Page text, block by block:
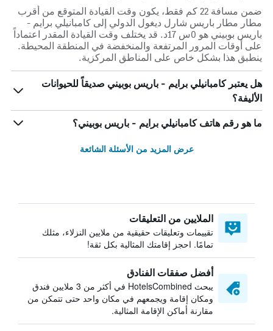
ضمن مسافة 22 كم فقط، يكون وقت القيادة المتوقع من أقرب
مطار مطار باريس شارل ديغول الدولي إلى كامبانيلي برايم -
باريس بوبيني هو 0س 17د. قد يختلف وقت القيادة المقدر اعتماداً
على أوقات المرور المرتفعة والمنخفضة في المنطقة المحيطة.
ينطبق هذا بشكل خاص على المناطق المركزية.
هل يعتبر كامبانيلي برايم - باريس بوبيني صديقاً للحيوانات
الأليفة؟
ما هو رقم هاتف كامبانيلي برايم - باريس بوبيني؟
عرض المزيد من الأسئلة الشائعة
الملايين من التعليقات
تقييمات وتعليقات حقيقية من ملايين النزلاء، مثلك
تمامًا. احجز إقامتك المثالية بكل ثقة!
أفضل صفقات الفنادق
يبحث HotelsCombined في أكثر من 3 ملايين فندق
ومكان إقامة ويجمعهم في مكان واحد حتى تتمكن من
مقارنة أماكن الإقامة المثالية.